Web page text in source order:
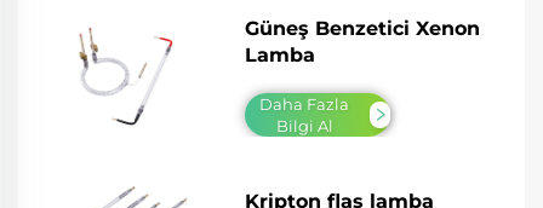
Güneş Benzetici Xenon
Lamba
Daha Fazla
Bilgi Al
Kripton flaş lamba